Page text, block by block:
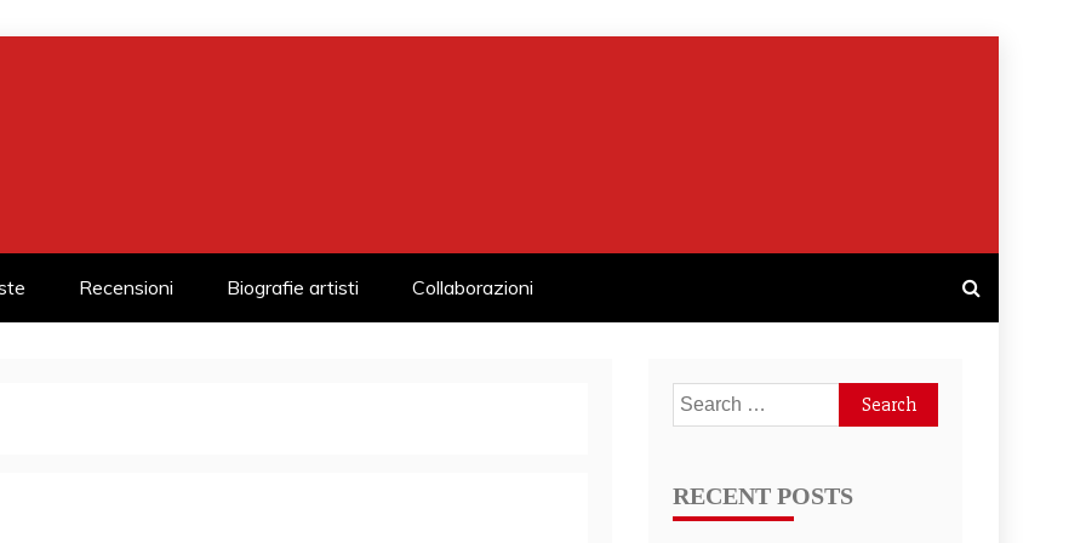
Recensioni Biografie artisti Collaborazioni
Search
for:
RECENT POSTS